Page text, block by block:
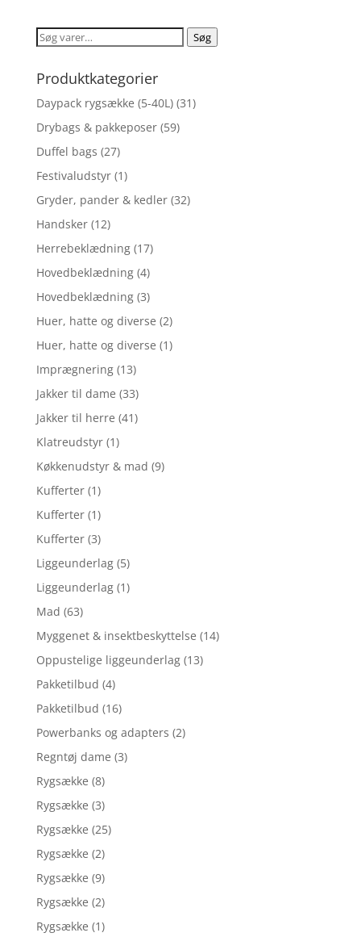
Søg
Søg
Produktkategorier
Daypack rygsække (5-40L) (31)
Drybags & pakkeposer (59)
Duffel bags (27)
Festivaludstyr (1)
Gryder, pander & kedler (32)
Handsker (12)
Herrebeklædning (17)
Hovedbeklædning (4)
Hovedbeklædning (3)
Huer, hatte og diverse (2)
Huer, hatte og diverse (1)
Imprægnering (13)
Jakker til dame (33)
Jakker til herre (41)
Klatreudstyr (1)
Køkkenudstyr & mad (9)
Kufferter (1)
Kufferter (1)
Kufferter (3)
Liggeunderlag (5)
Liggeunderlag (1)
Mad (63)
Myggenet & insektbeskyttelse (14)
Oppustelige liggeunderlag (13)
Pakketilbud (4)
Pakketilbud (16)
Powerbanks og adapters (2)
Regntøj dame (3)
Rygsække (8)
Rygsække (3)
Rygsække (25)
Rygsække (2)
Rygsække (9)
Rygsække (2)
Rygsække (1)